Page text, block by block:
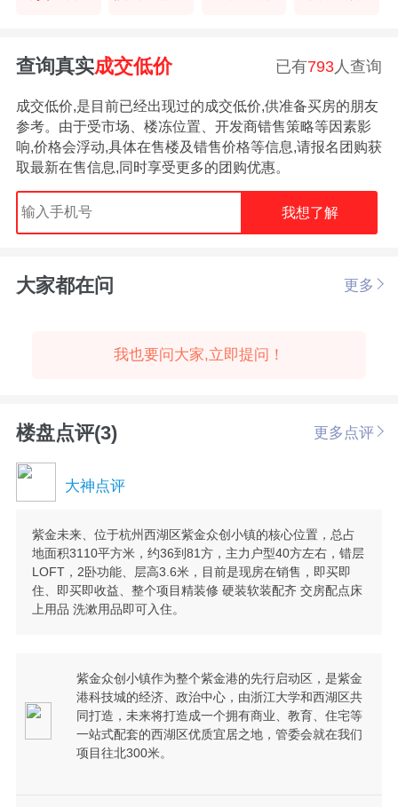
查询真实成交低价 已有793人查询
成交低价,是目前已经出现过的成交低价,供准备买房的朋友
参考。由于受市场、楼冻位置、开发商错售策略等因素影
响,价格会浮动,具体在售楼及错售价格等信息,请报名团购获
取最新在售信息,同时享受更多的团购优惠。
我想了解
大家都在问 更多
我也要问大家,立即提问！
楼盘点评(3) 更多点评
大神点评
紫金未来、位于杭州西湖区紫金众创小镇的核心位置，总占
地面积3110平方米，约36到81方，主力户型40方左右，错层
LOFT，2卧功能、层高3.6米，目前是现房在销售，即买即
住、即买即收益、整个项目精装修 硬装软装配齐 交房配点床
上用品 洗漱用品即可入住。
紫金众创小镇作为整个紫金港的先行启动区，是紫金
港科技城的经济、政治中心，由浙江大学和西湖区共
同打造，未来将打造成一个拥有商业、教育、住宅等
一站式配套的西湖区优质宜居之地，管委会就在我们
项目往北300米。